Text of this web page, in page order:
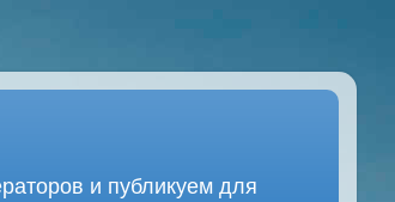
и публикуем для